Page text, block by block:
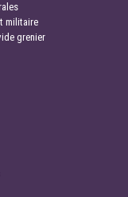
militaire
grenier